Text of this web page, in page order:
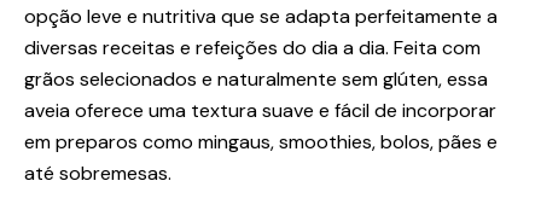
opção leve e nutritiva que se adapta perfeitamente a
diversas receitas e refeições do dia a dia. Feita com
grãos selecionados e naturalmente sem glúten, essa
aveia oferece uma textura suave e fácil de incorporar
em preparos como mingaus, smoothies, bolos, pães e
até sobremesas.